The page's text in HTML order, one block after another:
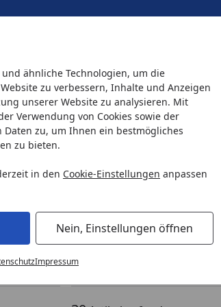
ähnliche Technologien, um die
zu verbessern, Inhalte und Anzeigen
unserer Website zu analysieren. Mit
Verwendung von Cookies sowie der
zu, um Ihnen ein bestmögliches
zu bieten.
in den Cookie-Einstellungen anpassen
Nein, Einstellungen öffnen
Impressum
Teams
Teichpflege & Fischfutter
Wasserspiele ohne Teich
Teich
verfügbar Am